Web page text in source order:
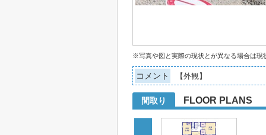
※写真や図と実際の現状とが異なる場合は現
コメント 【外観】
間取り FLOOR PLANS